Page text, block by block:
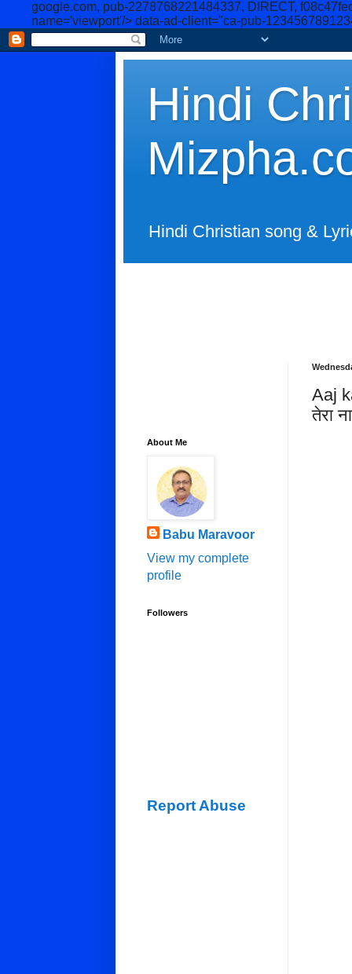
google.com, pub-2278768221484337, DIRECT,
name='viewport'/> data-ad-client="ca-pub-
Hindi
Hindi Christian song &
Aaj
तेरा
About Me
Babu Maravoor
View my complete
profile
Followers
Report Abuse